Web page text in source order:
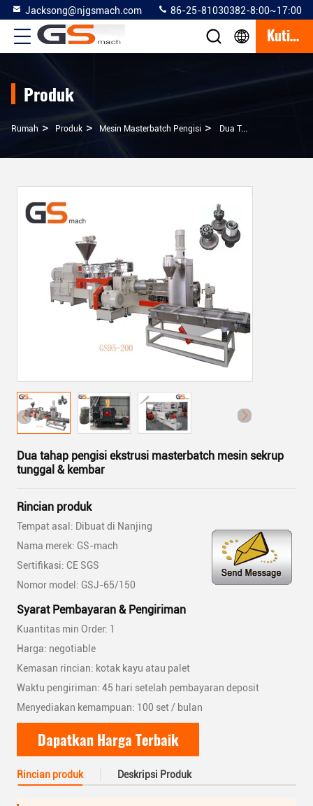
Jacksong@njgsmach.com 86-25-81030382-8:00~17:00
Kutipan
Produk
Rumah > Produk > Mesin Masterbatch Pengisi > Dua Tahap Pengisi Ekstrusi Masterbatch Mesin Sekrup Tunggal & Kembar
Dua tahap pengisi ekstrusi masterbatch mesin sekrup
tunggal & kembar
Rincian produk
Tempat asal: Dibuat di Nanjing
Nama merek: GS-mach
Sertifikasi: CE SGS
Nomor model: GSJ-65/150
Syarat Pembayaran & Pengiriman
Kuantitas min Order: 1
Harga: negotiable
Kemasan rincian: kotak kayu atau palet
Waktu pengiriman: 45 hari setelah pembayaran deposit
Menyediakan kemampuan: 100 set / bulan
Dapatkan Harga Terbaik
Rincian produk Deskripsi Produk